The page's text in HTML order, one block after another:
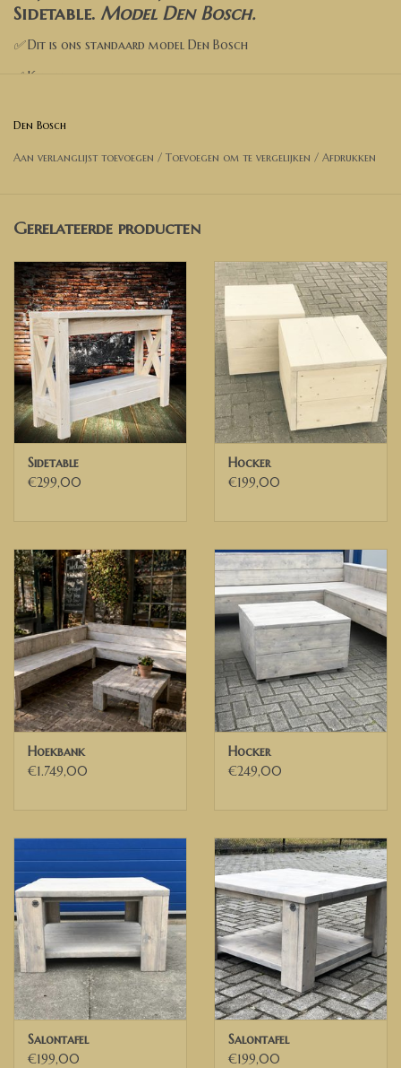
Sidetable. Model Den Bosch.
✅Dit is ons standaard model Den Bosch
✅ Kies een kleur
Lengte 100 cm
Breedte 30 cm
Hoogte 70 cm
Model op de foto is behandeld met Old Old Brown wash.
✅ Heeft u andere wensen of ideeën, neem dan gerust contact met
ons op. Dan kunnen wij de mogelijkheden bespreken.
Wij bezorgen door heel Nederland, België en delen van Duitsland
Den Bosch
Aan verlanglijst toevoegen / Toevoegen om te vergelijken / Afdrukken
Gerelateerde producten
Sidetable
€299,00
Hocker
€199,00
Hoekbank
€1.749,00
Hocker
€249,00
Salontafel
€199,00
Salontafel
€199,00